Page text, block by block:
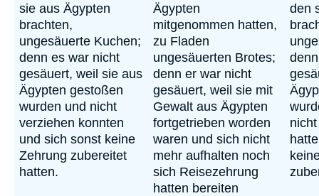
sie aus Ägypten
brachten,
ungesäuerte Kuchen;
denn es war nicht
gesäuert, weil sie aus
Ägypten gestoßen
wurden und nicht
verziehen konnten
und sich sonst keine
Zehrung zubereitet
hatten.
Ägypten
mitgenommen hatten,
zu Fladen
ungesäuerten Brotes;
denn er war nicht
gesäuert, weil sie mit
Gewalt aus Ägypten
fortgetrieben worden
waren und sich nicht
mehr aufhalten noch
sich Reisezehrung
hatten bereiten
den